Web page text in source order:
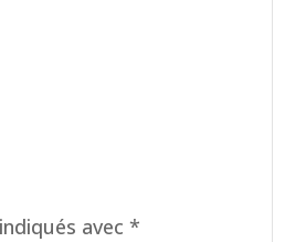
avec*